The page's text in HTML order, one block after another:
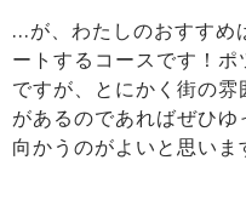
…が、わたしのおすすめ
ートするコースです！
ですが、とにかく街の
があるのであればぜひ
向かうのがよいと思いま